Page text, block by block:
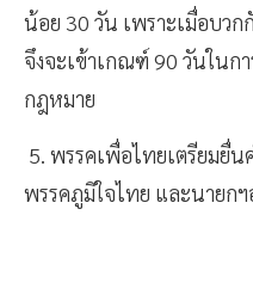
น้อย 30 วัน เพราะเมื่อบว
จึงจะเข้าเกณฑ์ 90 วันในก
กฎหมาย
5. พรรคเพื่อไทยเตรียมยื่
พรรคภูมิใจไทย และนายก